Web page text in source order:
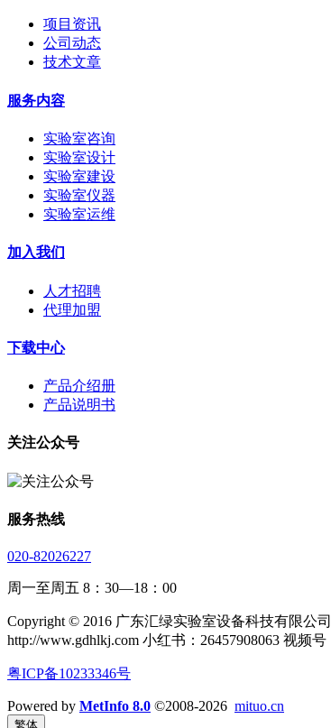
项目资讯
公司动态
技术文章
服务内容
实验室咨询
实验室设计
实验室建设
实验室仪器
实验室运维
加入我们
人才招聘
代理加盟
下载中心
产品介绍册
产品说明书
关注公众号
服务热线
020-82026227
周一至周五 8：30—18：00
Copyright © 2016 广东汇绿实验室设备科技有限公司
http://www.gdhlkj.com 小红书：26457908063 视频
粤ICP备10233346号
Powered by MetInfo 8.0 ©2008-2026 mituo.cn
繁体